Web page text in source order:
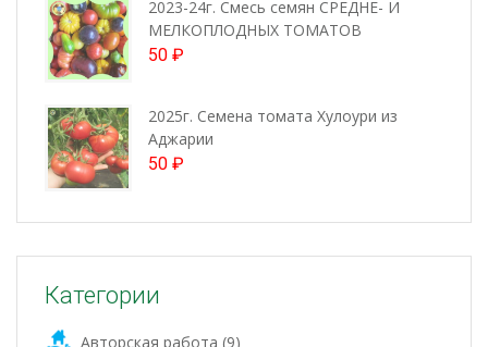
2023-24г. Смесь семян СРЕДНЕ- И
МЕЛКОПЛОДНЫХ ТОМАТОВ
50 ₽
2025г. Семена томата Хулоури из
Аджарии
50 ₽
Категории
Авторская работа (9)